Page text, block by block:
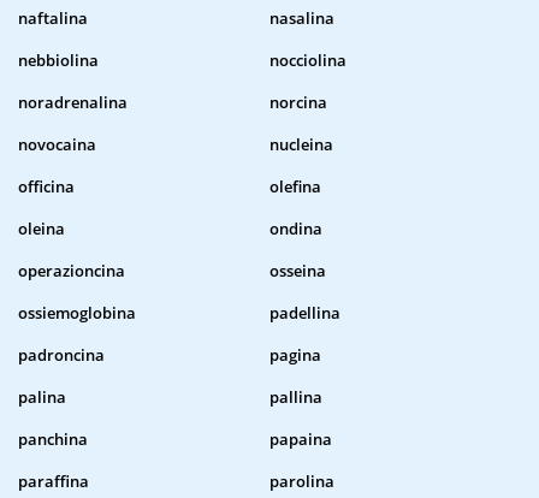
naftalina
nasalina
nebbiolina
nocciolina
noradrenalina
norcina
novocaina
nucleina
officina
olefina
oleina
ondina
operazioncina
osseina
ossiemoglobina
padellina
padroncina
pagina
palina
pallina
panchina
papaina
paraffina
parolina